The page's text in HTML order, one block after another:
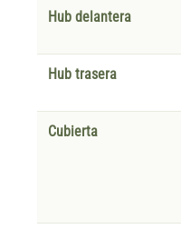
Hub delantera
Hub trasera
Cubierta